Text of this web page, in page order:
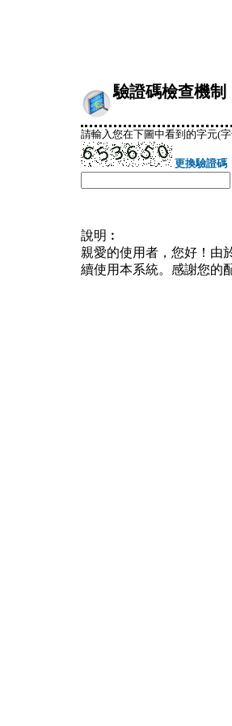
驗證碼檢查機制
請輸入您在下圖中看到的字元(
更換驗證碼
說明︰
親愛的使用者，您好！由
續使用本系統。感謝您的